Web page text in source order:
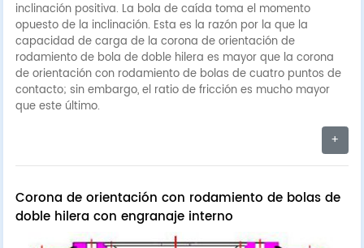
inclinación positiva. La bola de caída toma el momento
opuesto de la inclinación. Esta es la razón por la que la
capacidad de carga de la corona de orientación de
rodamiento de bola de doble hilera es mayor que la corona
de orientación con rodamiento de bolas de cuatro puntos de
contacto; sin embargo, el ratio de fricción es mucho mayor
que este último.
+
Corona de orientación con rodamiento de bolas de
doble hilera con engranaje interno